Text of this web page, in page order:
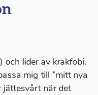
och lider av kräkfobi.
mig till ”mitt nya
jättesvårt när det